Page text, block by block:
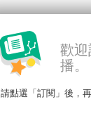
歡
播。
請點選「訂閱」後，